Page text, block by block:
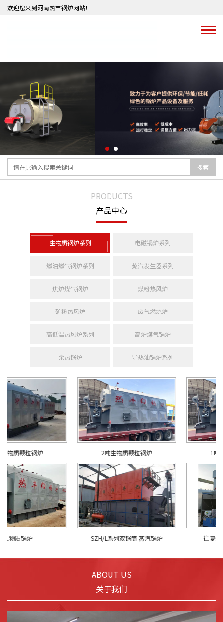
欢迎您来到河南热丰锅炉网站！
搜索
PRODUCTS
产品中心
生物质锅炉系列 电磁锅炉系列
燃油燃气锅炉系列 蒸汽发生器系列
焦炉煤气锅炉 煤粉热风炉
矿粉热风炉 废气燃烧炉
高低温热风炉系列 高炉煤气锅炉
余热锅炉 导热油锅炉系列
2吨生物质颗粒锅炉 1吨生物质蒸汽锅炉
SZH/L系列双锅筒 蒸汽锅炉 往复炉排生物质蒸汽锅炉
ABOUT US
关于我们